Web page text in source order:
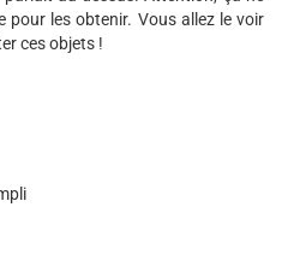
pour les obtenir. Vous allez le voir
ces objets !